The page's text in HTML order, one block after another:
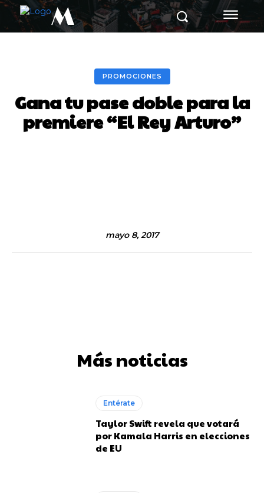
M
PROMOCIONES
Gana tu pase doble para la
premiere “El Rey Arturo”
mayo 8, 2017
Más noticias
Entérate
Taylor Swift revela que votará
por Kamala Harris en elecciones
de EU